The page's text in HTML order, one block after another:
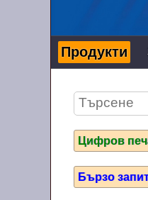
Продукти
Цифров
Бързо